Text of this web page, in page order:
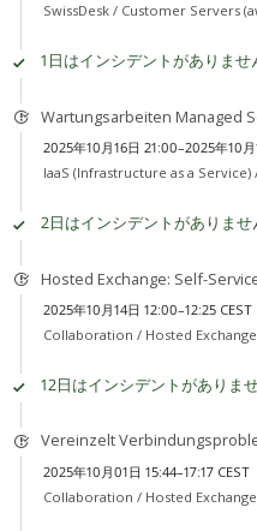
SwissDesk / Customer Servers
1日はインシデントがありませ
Wartungsarbeiten Managed
2025年10月16日 21:00–2025年10
IaaS (Infrastructure as a Service)
2日はインシデントがありませ
Hosted Exchange: Self-
2025年10月14日 12:00–12:25 CEST
Collaboration / Hosted Exchange
12日はインシデントがありませ
Vereinzelt
2025年10月01日 15:44–17:17 CEST
Collaboration / Hosted Exchange